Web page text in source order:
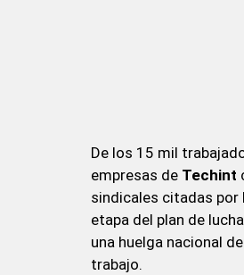
De los 15 mil
empresas de Techint
sindicales citadas por
etapa del plan de
una huelga nacional
trabajo.